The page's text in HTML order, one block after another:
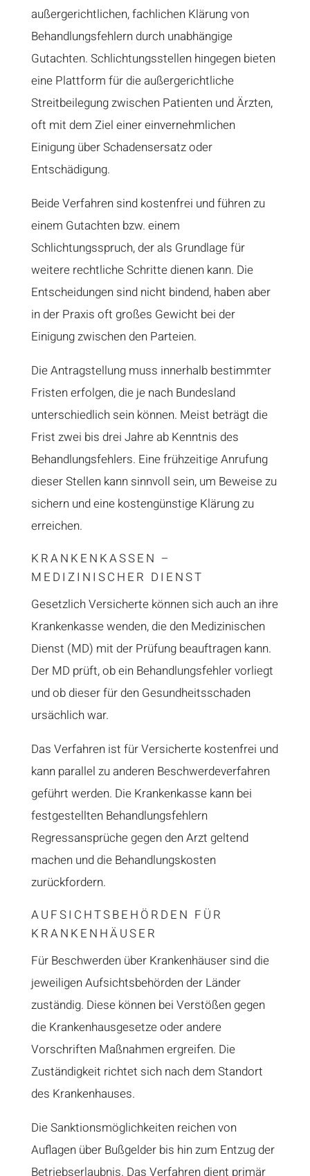
außergerichtlichen, fachlichen Klärung von
Behandlungsfehlern durch unabhängige
Gutachten. Schlichtungsstellen hingegen bieten
eine Plattform für die außergerichtliche
Streitbeilegung zwischen Patienten und Ärzten,
oft mit dem Ziel einer einvernehmlichen
Einigung über Schadensersatz oder
Entschädigung.
Beide Verfahren sind kostenfrei und führen zu
einem Gutachten bzw. einem
Schlichtungsspruch, der als Grundlage für
weitere rechtliche Schritte dienen kann. Die
Entscheidungen sind nicht bindend, haben aber
in der Praxis oft großes Gewicht bei der
Einigung zwischen den Parteien.
Die Antragstellung muss innerhalb bestimmter
Fristen erfolgen, die je nach Bundesland
unterschiedlich sein können. Meist beträgt die
Frist zwei bis drei Jahre ab Kenntnis des
Behandlungsfehlers. Eine frühzeitige Anrufung
dieser Stellen kann sinnvoll sein, um Beweise zu
sichern und eine kostengünstige Klärung zu
erreichen.
KRANKENKASSEN –
MEDIZINISCHER DIENST
Gesetzlich Versicherte können sich auch an ihre
Krankenkasse wenden, die den Medizinischen
Dienst (MD) mit der Prüfung beauftragen kann.
Der MD prüft, ob ein Behandlungsfehler vorliegt
und ob dieser für den Gesundheitsschaden
ursächlich war.
Das Verfahren ist für Versicherte kostenfrei und
kann parallel zu anderen Beschwerdeverfahren
geführt werden. Die Krankenkasse kann bei
festgestellten Behandlungsfehlern
Regressansprüche gegen den Arzt geltend
machen und die Behandlungskosten
zurückfordern.
AUFSICHTSBEHÖRDEN FÜR
KRANKENHÄUSER
Für Beschwerden über Krankenhäuser sind die
jeweiligen Aufsichtsbehörden der Länder
zuständig. Diese können bei Verstößen gegen
die Krankenhausgesetze oder andere
Vorschriften Maßnahmen ergreifen. Die
Zuständigkeit richtet sich nach dem Standort
des Krankenhauses.
Die Sanktionsmöglichkeiten reichen von
Auflagen über Bußgelder bis hin zum Entzug der
Betriebserlaubnis. Das Verfahren dient primär